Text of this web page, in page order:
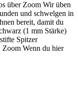
über Zoom Wir üben
und schwelgen in
bereit, damit du
(1 mm Stärke)
Spitzer
Wenn du hier